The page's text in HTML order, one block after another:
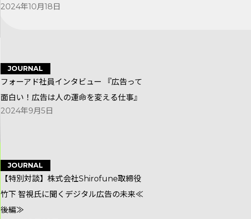
2024年10月18日
JOURNAL
フォーアド社員インタビュー 『広告って
面白い！広告は人の運命を変える仕事』
2024年9月5日
JOURNAL
【特別対談】株式会社Shirofune取締役
竹下 智視氏に聞くデジタル広告の未来≪
後編≫